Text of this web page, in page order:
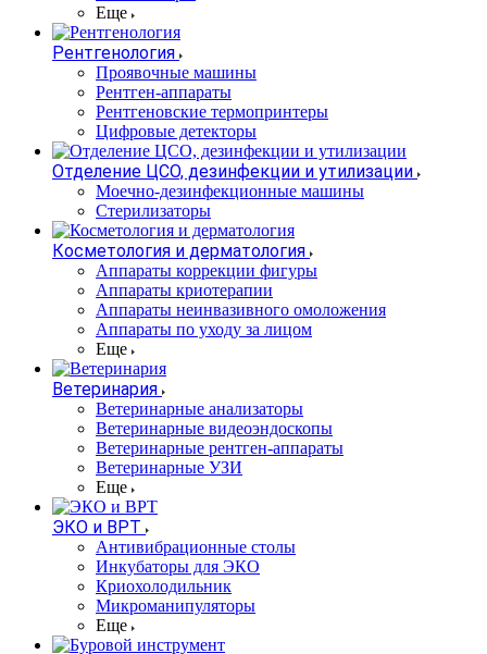
Еще
Рентгенология
Проявочные машины
Рентген-аппараты
Рентгеновские термопринтеры
Цифровые детекторы
Отделение ЦСО, дезинфекции и утилизации
Моечно-дезинфекционные машины
Стерилизаторы
Косметология и дерматология
Аппараты коррекции фигуры
Аппараты криотерапии
Аппараты неинвазивного омоложения
Аппараты по уходу за лицом
Еще
Ветеринария
Ветеринарные анализаторы
Ветеринарные видеоэндоскопы
Ветеринарные рентген-аппараты
Ветеринарные УЗИ
Еще
ЭКО и ВРТ
Антивибрационные столы
Инкубаторы для ЭКО
Криохолодильник
Микроманипуляторы
Еще